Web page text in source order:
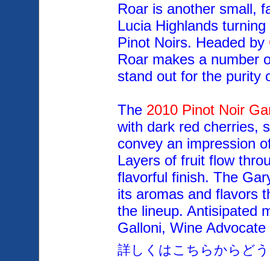
Roar is another small,
Lucia Highlands
Pinot Noirs. Headed by
Roar makes a number
stand out for the purity
The 2010 Pinot Noir
with dark red cherries,
convey an impression
Layers of fruit flow
flavorful finish. The
its aromas and flavors
the lineup. Antisipated
Galloni, Wine Advocate
詳しくはこちらからど